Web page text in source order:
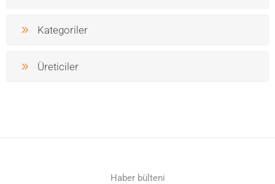
Kategoriler
Üreticiler
Haber bülteni